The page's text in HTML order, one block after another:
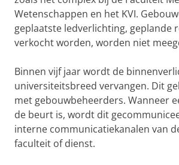
Wetenschappen en het KVI.
geplaatste ledverlichting, geplande
verkocht worden, worden niet
Binnen vijf jaar wordt de
universiteitsbreed vervangen. Dit
met gebouwbeheerders. Wanneer
de beurt is, wordt dit
interne communicatiekanalen van
faculteit of dienst.